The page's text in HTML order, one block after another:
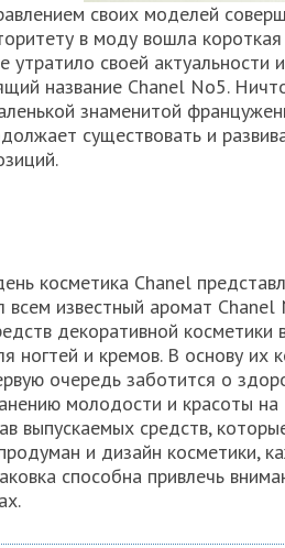
своих моделей
в моду вошла
утратило своей
название Chanel No5.
знаменитой
существовать и
косметика Chanel
всем известный аромат
декоративной
ногтей и кремов. В основу их
очередь заботится о
молодости и красоты
выпускаемых средств,
и дизайн косметики,
способна привлечь